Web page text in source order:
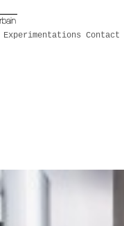
Experimentations Contact